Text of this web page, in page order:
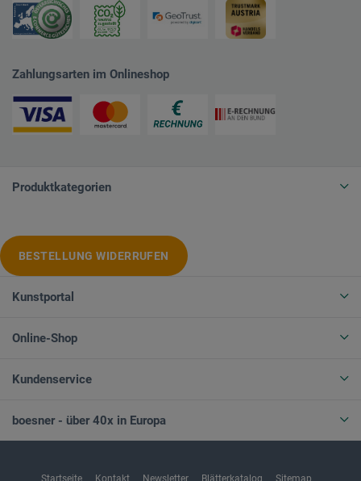
Zahlungsarten im Onlineshop
Produktkategorien
BESTELLUNG WIDERRUFEN
Kunstportal
Online-Shop
Kundenservice
boesner - über 40x in Europa
Startseite Kontakt Newsletter Blätterkatalog Sitemap